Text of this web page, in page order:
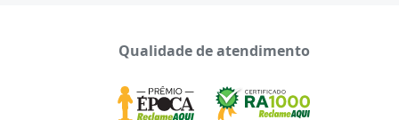
Qualidade de atendimento